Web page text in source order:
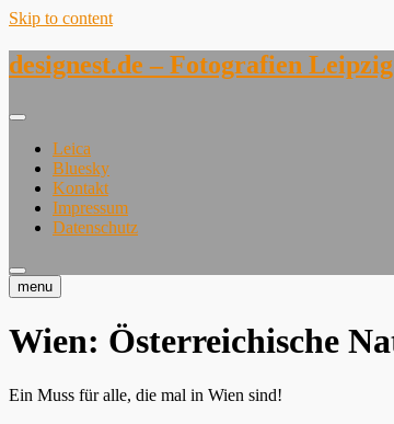
Skip to content
designest.de – Fotografien Leipzig
Leica
Bluesky
Kontakt
Impressum
Datenschutz
menu
Wien: Österreichische
Ein Muss für alle, die mal in Wien sind!